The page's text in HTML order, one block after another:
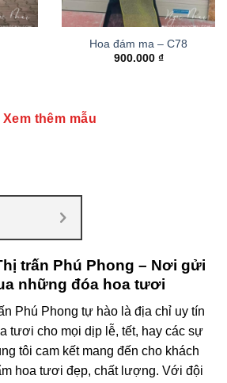
Hoa đám ma – C78
900.000 ₫
Xem thêm mẫu
trấn Phú Phong – Nơi gửi
những đóa hoa tươi
Phú Phong tự hào là địa chỉ uy tín
tươi cho mọi dịp lễ, tết, hay các sự
tôi cam kết mang đến cho khách
hoa tươi đẹp, chất lượng. Với đội